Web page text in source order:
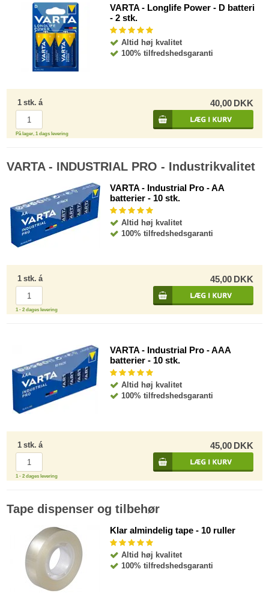
VARTA - Longlife Power - D batteri
- 2 stk.
Altid høj kvalitet
100% tilfredshedsgaranti
1 stk. á 40,00 DKK
På lager, 1 dags levering
VARTA - INDUSTRIAL PRO - Industrikvalitet
VARTA - Industrial Pro - AA
batterier - 10 stk.
Altid høj kvalitet
100% tilfredshedsgaranti
1 stk. á 45,00 DKK
1 - 2 dages levering
VARTA - Industrial Pro - AAA
batterier - 10 stk.
Altid høj kvalitet
100% tilfredshedsgaranti
1 stk. á 45,00 DKK
1 - 2 dages levering
Tape dispenser og tilbehør
Klar almindelig tape - 10 ruller
Altid høj kvalitet
100% tilfredshedsgaranti